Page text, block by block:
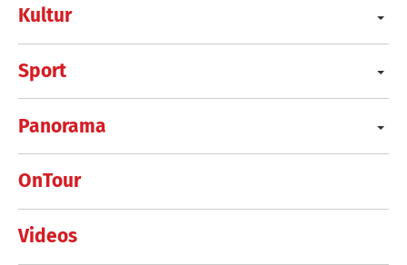
Kultur
Sport
Panorama
OnTour
Videos